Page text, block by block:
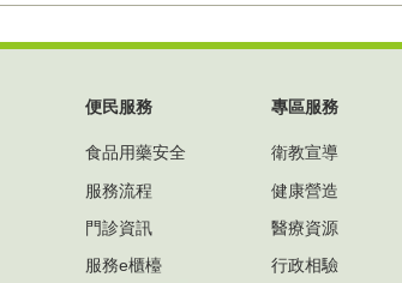
便民服務
食品用藥安全
服務流程
門診資訊
服務e櫃檯
專區服務
衛教宣導
健康營造
醫療資源
行政相驗